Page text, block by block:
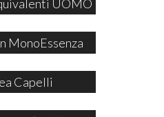
UOMO
MonoEssenza
Capelli